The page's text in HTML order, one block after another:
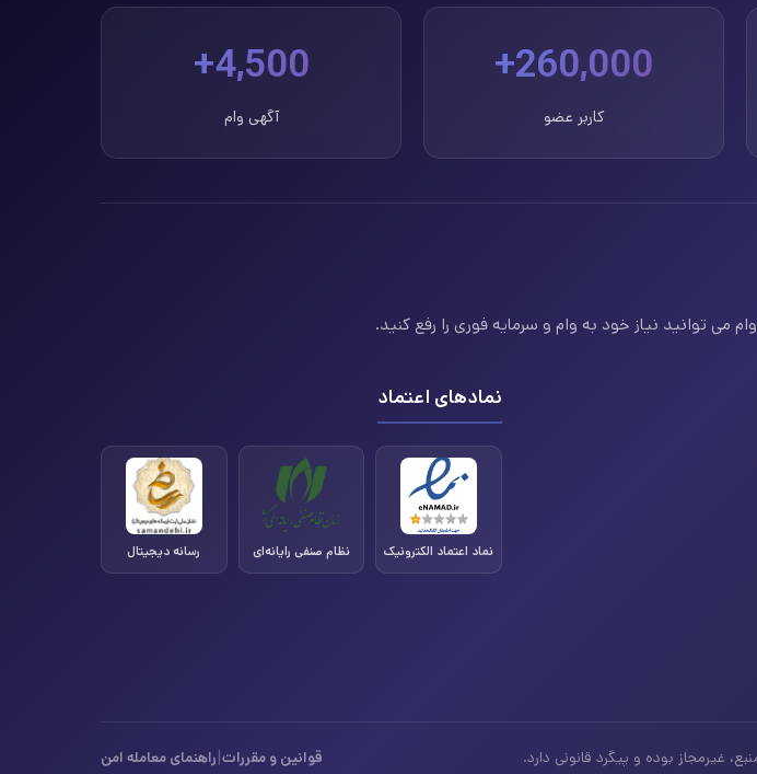
260,000+
کاربر عضو
4,500+
آگهی وام
می توانید نیاز خود به وام و سرمایه فوری را رفع کنید.
نمادهای اعتماد
نماد اعتماد الکترونیک نظام صنفی رایانه‌ای رسانه دیجیتال
قوانین و مقررات|راهنمای معامله امن